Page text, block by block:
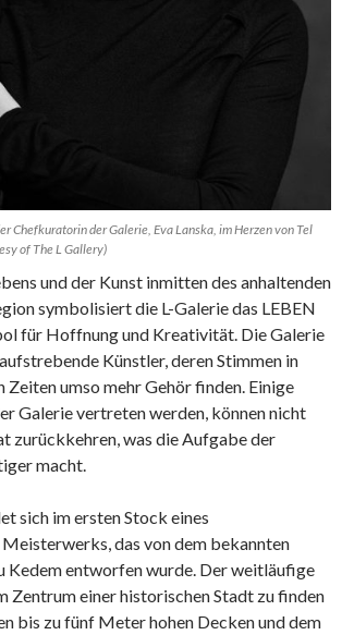
Chefkuratorin der Galerie, Eva Lanska, im Herzen von Tel
of The L Gallery)
und der Kunst inmitten des anhaltenden
symbolisiert die L-Galerie das LEBEN
für Hoffnung und Kreativität. Die Galerie
Künstler, deren Stimmen in
Zeiten umso mehr Gehör finden. Einige
Galerie vertreten werden, können nicht
zurückkehren, was die Aufgabe der
macht.
sich im ersten Stock eines
das von dem bekannten
Kedem entworfen wurde. Der weitläufige
Zentrum einer historischen Stadt zu finden
bis zu fünf Meter hohen Decken und dem